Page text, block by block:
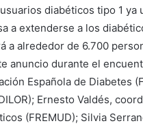
diabéticos tipo 1
a extenderse a los
a alrededor de 6.700
anuncio durante el
Española de Diabetes
Ernesto Valdés,
(FREMUD); Silvia